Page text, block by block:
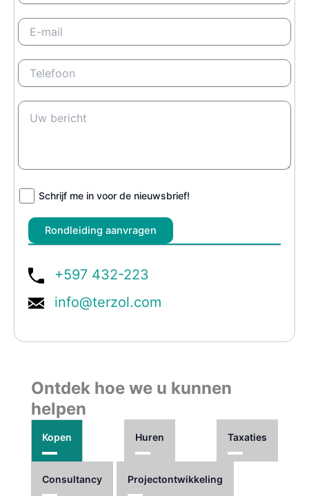
Schrijf me in voor de nieuwsbrief!
+597 432-223
info@terzol.com
Ontdek hoe we u kunnen
helpen
Kopen Huren Taxaties
Consultancy Projectontwikkeling